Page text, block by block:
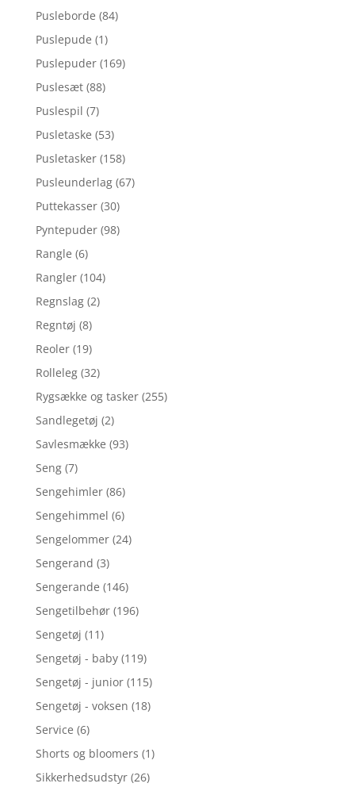
Pusleborde (84)
Puslepude (1)
Puslepuder (169)
Puslesæt (88)
Puslespil (7)
Pusletaske (53)
Pusletasker (158)
Pusleunderlag (67)
Puttekasser (30)
Pyntepuder (98)
Rangle (6)
Rangler (104)
Regnslag (2)
Regntøj (8)
Reoler (19)
Rolleleg (32)
Rygsække og tasker (255)
Sandlegetøj (2)
Savlesmække (93)
Seng (7)
Sengehimler (86)
Sengehimmel (6)
Sengelommer (24)
Sengerand (3)
Sengerande (146)
Sengetilbehør (196)
Sengetøj (11)
Sengetøj - baby (119)
Sengetøj - junior (115)
Sengetøj - voksen (18)
Service (6)
Shorts og bloomers (1)
Sikkerhedsudstyr (26)